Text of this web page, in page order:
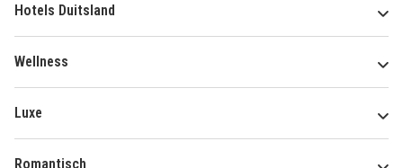
Hotels Duitsland
Wellness
Luxe
Romantisch